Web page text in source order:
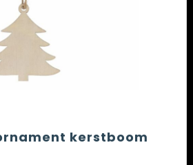
kerstboom